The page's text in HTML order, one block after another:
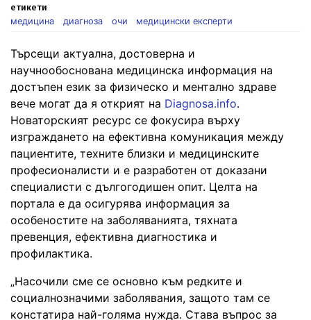
етикети
медицина
диагноза очи медицински експерти
Търсещи актуална, достоверна и
научнообоснована медицинска информация на
достъпен език за физическо и ментално здраве
вече могат да я открият на Diagnosa.info.
Новаторският ресурс се фокусира върху
изграждането на ефективна комуникация между
пациентите, техните близки и медицинските
професионалисти и е разработен от доказани
специалисти с дългогодишен опит. Целта на
портала е да осигурява информация за
особеностите на заболяванията, тяхната
превенция, ефективна диагностика и
профилактика.
„Насочили сме се основно към редките и
социалнозначими заболявания, защото там се
констатира най-голяма нужда. Става въпрос за